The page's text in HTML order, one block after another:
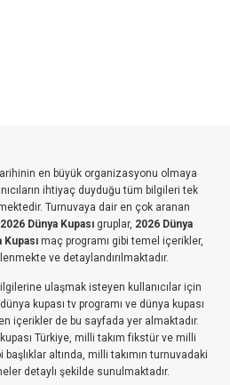
en büyük organizasyonu olmaya
ihtiyaç duyduğu tüm bilgileri tek
Turnuvaya dair en çok aranan
2026 Dünya Kupası gruplar, 2026 Dünya
Kupasımaç programı gibi temel içerikler,
ve detaylandırılmaktadır.
ulaşmak isteyen kullanıcılar için
kupası tv programı ve dünya kupası
içerikler de bu sayfada yer almaktadır.
Türkiye, milli takım fikstür ve milli
altında, milli takımın turnuvadaki
detaylı şekilde sunulmaktadır.